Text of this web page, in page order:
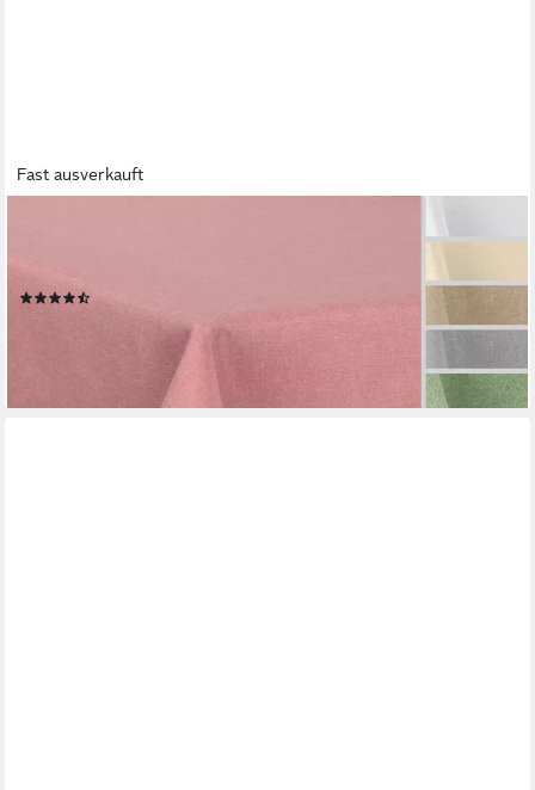
Fast ausverkauft
Tischdecke Fleckenabweisende bügelfreie Tischdecke mit
Lotuseffekt, Leinenoptik (1-tlg)
lieferbar - in 2-3 Werktagen bei dir
+9